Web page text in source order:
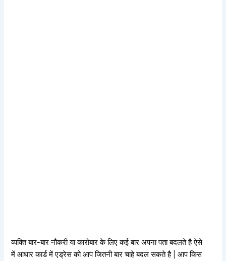
व्यक्ति बार-बार नौकरी या कारोबार के लिए कई बार अपना पता बदलते है ऐसे
में आधार कार्ड में एड्रेस को आप जितनी बार चाहे बदल सकते है | आप किस